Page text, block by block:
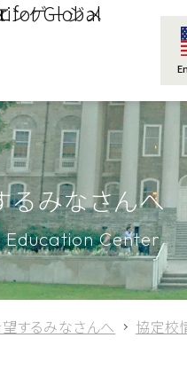
みなさんへ
Center
するみなさんへ
協定校